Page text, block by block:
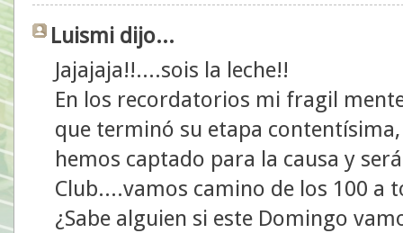
Luismi dijo...
Jajajaja!!....sois la leche!!
En los recordatorios mi fragil
que terminó su etapa
hemos captado para la causa y
Club....vamos camino de los 100 a
¿Sabe alguien si este Domingo